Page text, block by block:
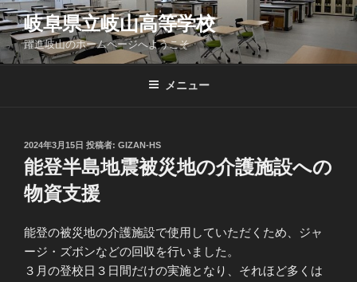
コ
ン
テ
ン
岐阜県立岐山高等学校
躍進岐山のホームページへようこそ
メニュー
投
稿
日:
2024年3月15日 投稿者: GIZAN-HS
能登半島地震被災地の介護施設への
物資支援
能登の被災地の介護施設で使用していただくため、ジャ
ージ・ズボンなどの回収を行いました。
３月の登校日３日間だけの実施となり、それほど多くは